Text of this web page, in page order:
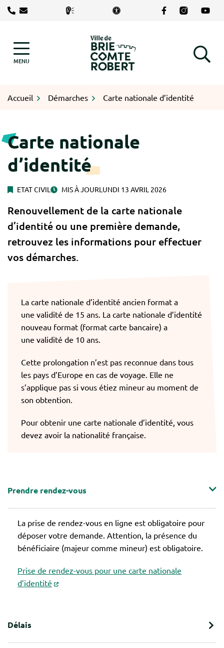
Aller
Lien vers le
Lien vers le
Lien
MENU Logo Brie-Comte-Robert
RECHERCHE
Accueil Démarches Carte nationale d’identité
Carte nationale
d’identité
ETAT CIVIL MIS À JOURLUNDI 13 AVRIL 2026
Renouvellement de la carte nationale
d’identité ou une première demande,
retrouvez les informations pour effectuer
vos démarches.
La carte nationale d’identité ancien format a
une validité de 15 ans. La carte nationale d’identité
nouveau format (format carte bancaire) a
une validité de 10 ans.
Cette prolongation n’est pas reconnue dans tous
les pays d’Europe en cas de voyage. Elle ne
s’applique pas si vous étiez mineur au moment de
son obtention.
Pour obtenir une carte nationale d’identité, vous
devez avoir la nationalité française.
Prendre rendez-vous
La prise de rendez-vous en ligne est obligatoire pour
déposer votre demande. Attention, la présence du
bénéficiaire (majeur comme mineur) est obligatoire.
Prise de rendez-vous pour une carte nationale
d’identité
Délais